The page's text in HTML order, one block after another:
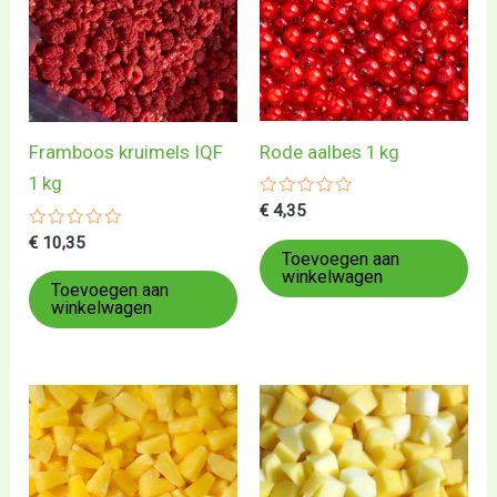
Framboos kruimels IQF
1 kg
Gewaardeerd
uit
5
€ 10,35
Toevoegen aan
winkelwagen
Rode aalbes 1 kg
Gewaardeerd
uit
5
€ 4,35
Toevoegen aan
winkelwagen